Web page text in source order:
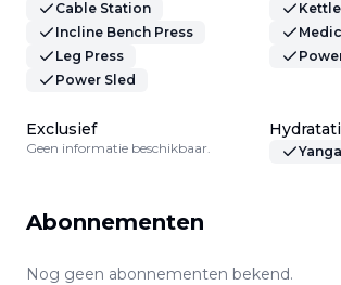
Cable Station
Incline Bench Press
Leg Press
Power Sled
Exclusief
Geen informatie beschikbaar. Yanga
Abonnementen
Nog geen abonnementen bekend.